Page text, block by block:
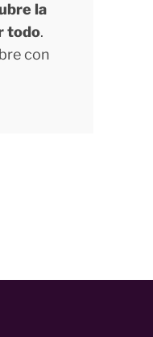
la
todo.
con